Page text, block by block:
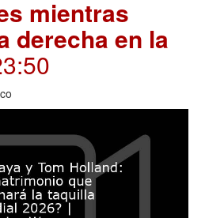
mientras
derecha en la